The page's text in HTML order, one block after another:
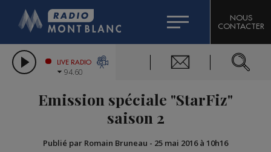
LES CHRONIQUES DE L'EXPERT
CITIZEN MACHINERY
GRAND MASSIF DOMAINES SKIABLES
BIGARD
COMPAGNIE DU MONT-BLANC
NOUS
CONTACTER
LIVE RADIO
94.60
Emission spéciale "StarFiz"
saison 2
Publié par Romain Bruneau - 25 mai 2016 à 10h16